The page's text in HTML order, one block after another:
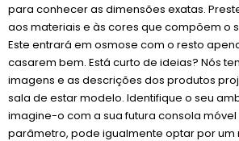
para conhecer as dimensões exatas.
aos materiais e às cores que compõem o
Este entrará em osmose com o resto
casarem bem. Está curto de ideias? Nós
imagens e as descrições dos produtos
sala de estar modelo. Identifique o seu
imagine-o com a sua futura consola móvel
parâmetro, pode igualmente optar por um